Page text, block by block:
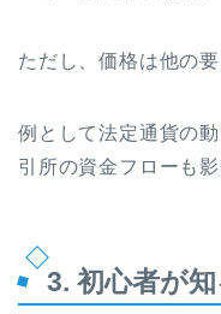
ただし、価格は他の
例として法定通貨の
引所の資金フローも影
3. 初心者が